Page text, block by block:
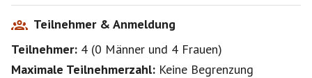
Jeder ist natürlich für sich selbst verantwortlich. Für
etwaige persönliche und sonstige Schäden betreffend
übernommen.
Teilnehmer & Anmeldung
Teilnehmer: 4 (0 Männer und 4 Frauen)
Maximale Teilnehmerzahl: Keine Begrenzung